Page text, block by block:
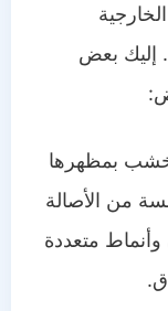
إليك بعض
بمظهرها
من الأصالة
وأنماط متعددة